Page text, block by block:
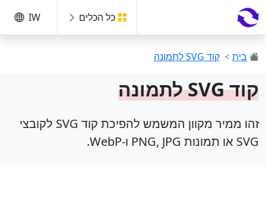
כל הכלים IW
בית> קוד SVG לתמונה
קוד SVG לתמונה
זהו ממיר מקוון המשמש להפיכת קוד SVG לקובצי
SVG או תמונות PNG, JPG ו-WebP.